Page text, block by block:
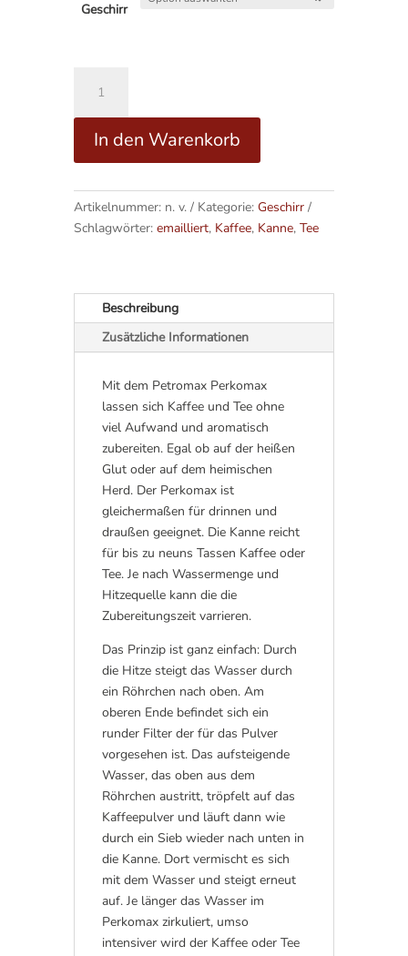
Geschirr
"Perkomax"
Menge
In den Warenkorb
l
t
e
a
t
Artikelnummer: n. v. Kategorie: Geschirr
Schlagwörter: emailliert, Kaffee, Kanne, Tee
Beschreibung
Zusätzliche Informationen
Mit dem Petromax Perkomax
lassen sich Kaffee und Tee ohne
viel Aufwand und aromatisch
zubereiten. Egal ob auf der heißen
Glut oder auf dem heimischen
Herd. Der Perkomax ist
gleichermaßen für drinnen und
draußen geeignet. Die Kanne reicht
für bis zu neuns Tassen Kaffee oder
Tee. Je nach Wassermenge und
Hitzequelle kann die die
Zubereitungszeit varrieren.
Das Prinzip ist ganz einfach: Durch
die Hitze steigt das Wasser durch
ein Röhrchen nach oben. Am
oberen Ende befindet sich ein
runder Filter der für das Pulver
vorgesehen ist. Das aufsteigende
Wasser, das oben aus dem
Röhrchen austritt, tröpfelt auf das
Kaffeepulver und läuft dann wie
durch ein Sieb wieder nach unten in
die Kanne. Dort vermischt es sich
mit dem Wasser und steigt erneut
auf. Je länger das Wasser im
Perkomax zirkuliert, umso
intensiver wird der Kaffee oder Tee